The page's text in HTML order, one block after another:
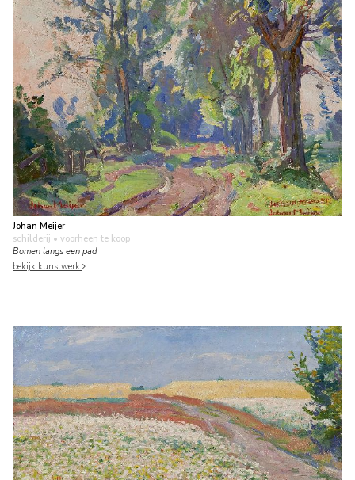
Johan Meijer
schilderij • voorheen te koop
Bomen langs een pad
bekijk kunstwerk